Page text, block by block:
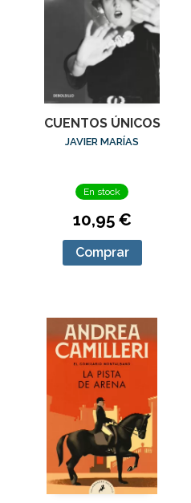
CUENTOS ÚNICOS
JAVIER MARÍAS
En stock
10,95 €
Comprar